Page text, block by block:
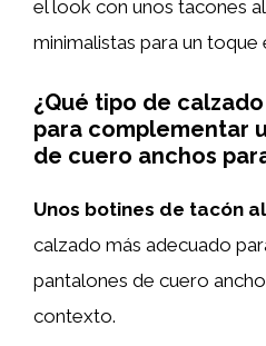
el look con unos tacones
minimalistas para un
¿Qué tipo de
para complementar
de cuero anchos
Unos botines de tacón
calzado más adecuado
pantalones de cuero
contexto.